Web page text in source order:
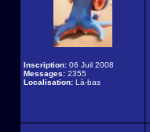
Inscription: 06 Juil 2008
Messages: 2355
Localisation: Là-bas